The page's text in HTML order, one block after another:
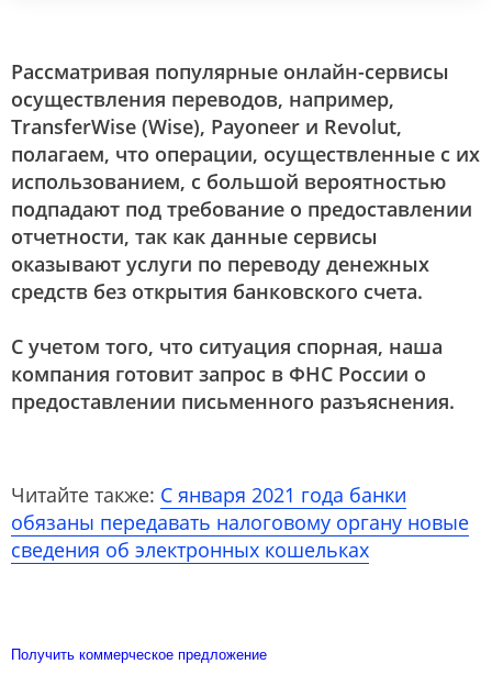
Рассматривая популярные онлайн-сервисы
осуществления переводов, например,
TransferWise (Wise), Payoneer и Revolut,
полагаем, что операции, осуществленные с их
использованием, с большой вероятностью
подпадают под требование о предоставлении
отчетности, так как данные сервисы
оказывают услуги по переводу денежных
средств без открытия банковского счета.
С учетом того, что ситуация спорная, наша
компания готовит запрос в ФНС России о
предоставлении письменного разъяснения.
Читайте также: С января 2021 года банки
обязаны передавать налоговому органу новые
сведения об электронных кошельках
Получить коммерческое предложение